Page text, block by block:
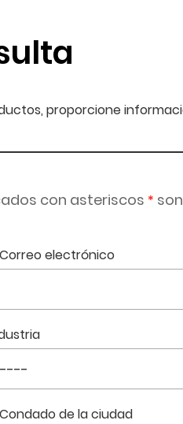
proporcione
con asteriscos *
Correo electrónico
Condado de la ciudad